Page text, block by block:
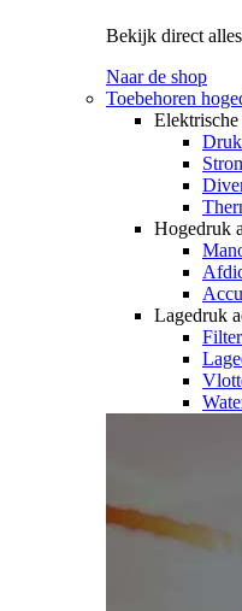
Bekijk direct
Naar de shop
Toebehoren
Elektrische
Hogedruk
Lagedruk